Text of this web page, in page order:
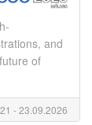
and
of
21 - 23.09.2026